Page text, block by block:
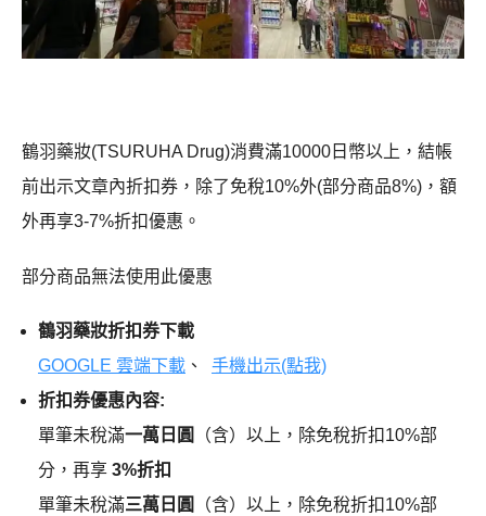
鶴羽藥妝(TSURUHA Drug)消費滿10000日幣以上，結帳
前出示文章內折扣券，除了免稅10%外(部分商品8%)，額
外再享3-7%折扣優惠。
部分商品無法使用此優惠
鶴羽藥妝折扣券下載
GOOGLE 雲端下載 、 手機出示(點我)
折扣券優惠內容:
單筆未稅滿一萬日圓
（含）以上，除免稅折扣10%部
分，再享 3%折扣
單筆未稅滿三萬日圓
（含）以上，除免稅折扣10%部